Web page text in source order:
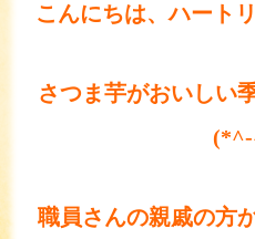
こんにちは、ハート
さつま芋がおいしい
職員さんの親戚の方